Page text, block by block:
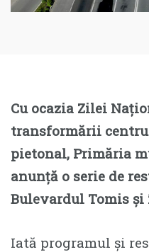
Cu ocazia Zilei
transformării
pietonal, Primăria
anunță o serie de
Bulevardul Tomis
Iată programul și